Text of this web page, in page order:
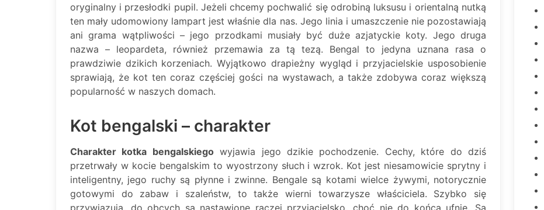
oryginalny i przesłodki pupil. Jeżeli chcemy pochwalić się odrobiną luksusu i orientalną nutką
ten mały udomowiony lampart jest właśnie dla nas. Jego linia i umaszczenie nie pozostawiają
ani grama wątpliwości – jego przodkami musiały być duże azjatyckie koty. Jego druga
nazwa – leopardeta, również przemawia za tą tezą. Bengal to jedyna uznana rasa o
prawdziwie dzikich korzeniach. Wyjątkowo drapieżny wygląd i przyjacielskie usposobienie
sprawiają, że kot ten coraz częściej gości na wystawach, a także zdobywa coraz większą
popularność w naszych domach.
Kot bengalski – charakter
Charakter kotka bengalskiegowyjawia jego dzikie pochodzenie. Cechy, które do dziś
przetrwały w kocie bengalskim to wyostrzony słuch i wzrok. Kot jest niesamowicie sprytny i
inteligentny, jego ruchy są płynne i zwinne. Bengale są kotami wielce żywymi, notorycznie
gotowymi do zabaw i szaleństw, to także wierni towarzysze właściciela. Szybko się
przywiązują, do obcych są nastawione raczej przyjacielsko, choć nie do końca ufnie. Są